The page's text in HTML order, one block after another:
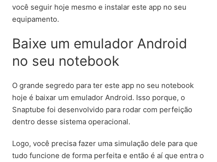
você seguir hoje mesmo e instalar este app no seu
equipamento.
Baixe um emulador Android
no seu notebook
O grande segredo para ter este app no seu notebook
hoje é baixar um emulador Android. Isso porque, o
Snaptube foi desenvolvido para rodar com perfeição
dentro desse sistema operacional.
Logo, você precisa fazer uma simulação dele para que
tudo funcione de forma perfeita e então é aí que entra o